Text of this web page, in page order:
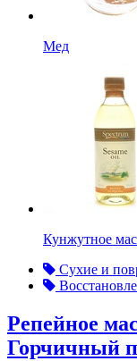
Мед
Кунжутное
Сухие и
Репейное
Горчичный